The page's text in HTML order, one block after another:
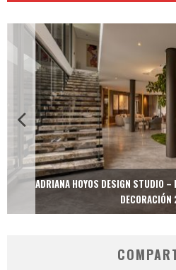
ADRIANA HOYOS DESIGN STUDIO –
DECORACIÓN